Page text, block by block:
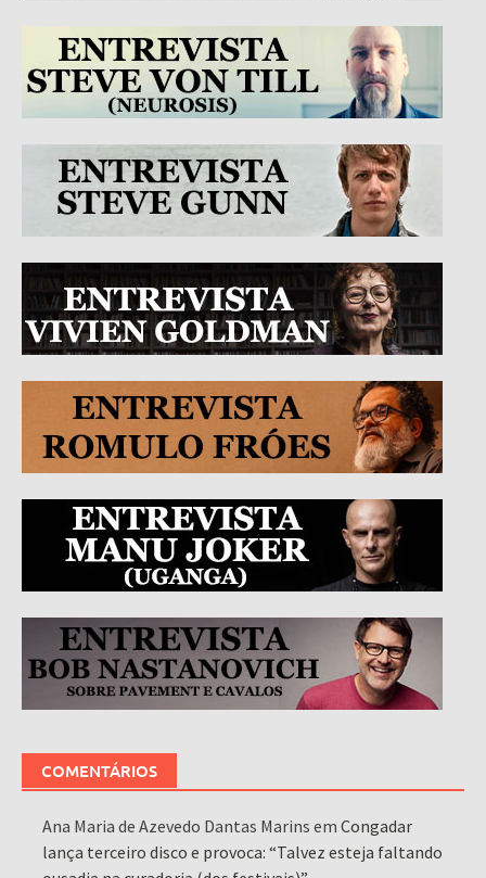
COMENTÁRIOS
Ana Maria de Azevedo Dantas Marins emCongadar
lança terceiro disco e provoca: “Talvez esteja faltando